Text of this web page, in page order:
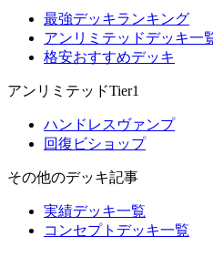
最強デッキランキング
アンリミテッドデッキ一
格安おすすめデッキ
アンリミテッドTier1
ハンドレスヴァンプ
回復ビショップ
その他のデッキ記事
実績デッキ一覧
コンセプトデッキ一覧